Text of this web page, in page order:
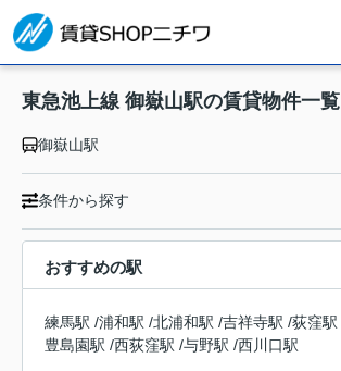
東急池上線 御嶽山駅の賃貸物件一覧
御嶽山駅
条件から探す
おすすめの駅
練馬駅 /浦和駅 /北浦和駅 /吉祥寺駅 /荻窪駅
豊島園駅 /西荻窪駅 /与野駅 /西川口駅